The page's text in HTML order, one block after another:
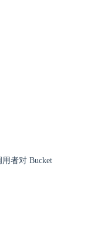
者对 Bucket